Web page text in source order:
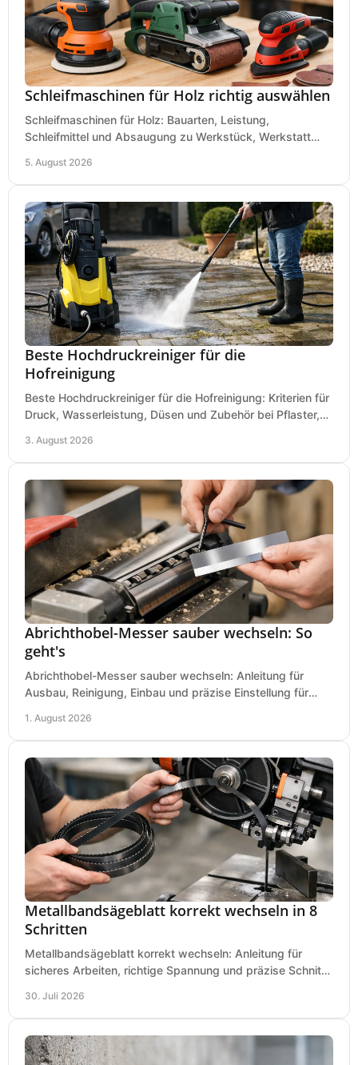
Schleifmaschinen für Holz richtig auswählen
Schleifmaschinen für Holz: Bauarten, Leistung,
Schleifmittel und Absaugung zu Werkstück, Werkstatt
5. August 2026
Beste Hochdruckreiniger für die
Hofreinigung
Beste Hochdruckreiniger für die Hofreinigung: Kriterien für
Druck, Wasserleistung, Düsen und Zubehör bei Pflaster,
3. August 2026
Abrichthobel-Messer sauber wechseln: So
geht's
Abrichthobel-Messer sauber wechseln: Anleitung für
Ausbau, Reinigung, Einbau und präzise Einstellung für
1. August 2026
Metallbandsägeblatt korrekt wechseln in 8
Schritten
Metallbandsägeblatt korrekt wechseln: Anleitung für
sicheres Arbeiten, richtige Spannung und präzise Schnitte
30. Juli 2026